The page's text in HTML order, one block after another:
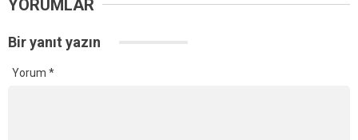
YORUMLAR
Bir yanıt yazın
Yorum *